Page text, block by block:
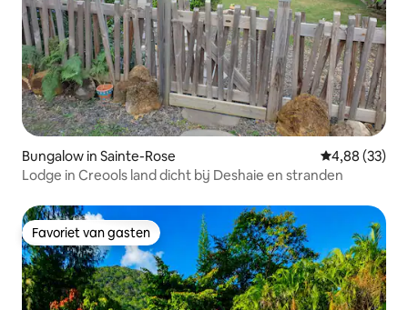
Bungalow in Sainte-Rose Gemiddelde
4,88 (33)
Lodge in Creools land dicht bij Deshaie en stranden
Favoriet van gasten
Favoriet van gasten